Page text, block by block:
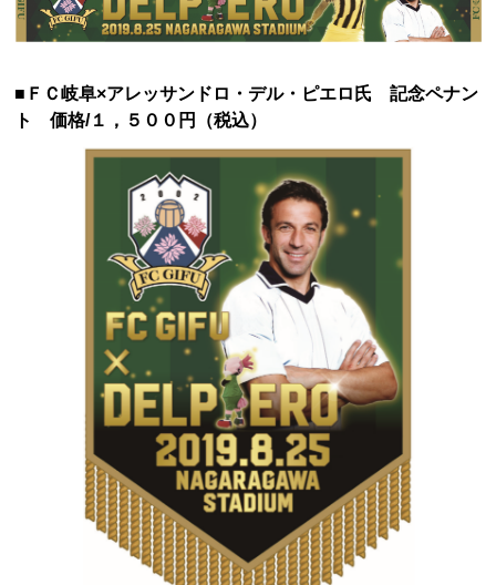
■ＦＣ岐阜×アレッサンドロ・デル・ピエロ氏 記念ペナン
ト 価格/１，５００円（税込）